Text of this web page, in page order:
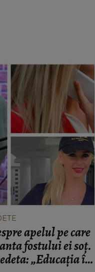
apelul pe care
fostului ei soț.
„Educația își